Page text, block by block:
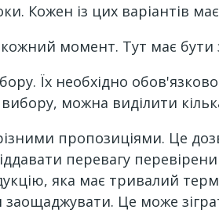
Кожен із цих варіантів має
момент. Тут має бути
Їх необхідно
можна виділити
пропозиціями. Це
перевагу
яка має тривалий
Це може